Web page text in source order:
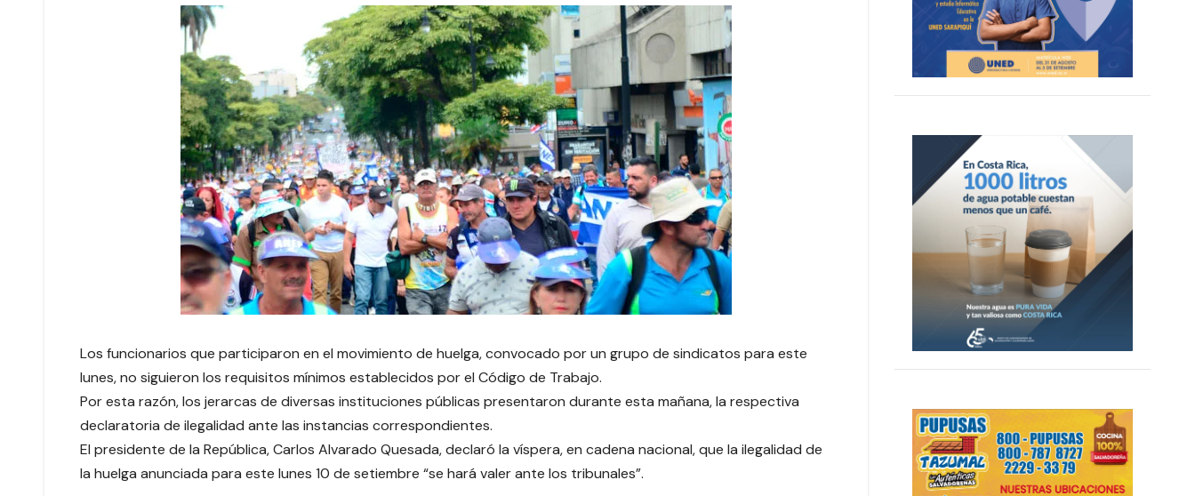
Los funcionarios que participaron en el movimiento de huelga, convocado por un grupo de sindicatos para este
lunes, no siguieron los requisitos mínimos establecidos por el Código de Trabajo.
Por esta razón, los jerarcas de diversas instituciones públicas presentaron durante esta mañana, la respectiva
declaratoria de ilegalidad ante las instancias correspondientes.
El presidente de la República, Carlos Alvarado Quesada, declaró la víspera, en cadena nacional, que la ilegalidad de
la huelga anunciada para este lunes 10 de setiembre “se hará valer ante los tribunales”.